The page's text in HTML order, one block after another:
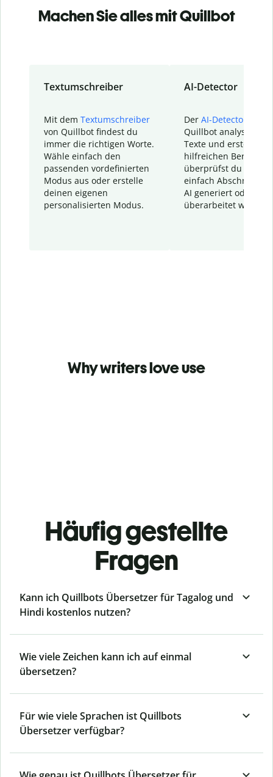
Machen Sie alles mit Quillbot
Textumschreiber
Mit dem Textumschreiber
von Quillbot findest du
immer die richtigen Worte.
Wähle einfach den
passenden vordefinierten
Modus aus oder erstelle
deinen eigenen
personalisierten Modus.
AI-Detector
Der AI-Detector
Quillbot analysiert
Texte und erstellt
hilfreichen Bericht.
überprüfst du
einfach Abschnitte,
AI generiert oder
überarbeitet wurden.
Why writers love use
Häufig gestellte
Fragen
Kann ich Quillbots Übersetzer für Tagalog und
Hindi kostenlos nutzen?
Wie viele Zeichen kann ich auf einmal
übersetzen?
Für wie viele Sprachen ist Quillbots
Übersetzer verfügbar?